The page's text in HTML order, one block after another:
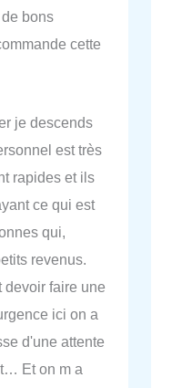
bons
cette
je descends
est très
rapides et ils
ce qui est
qui,
revenus.
devoir faire une
ici on a
d'une attente
Et on m a